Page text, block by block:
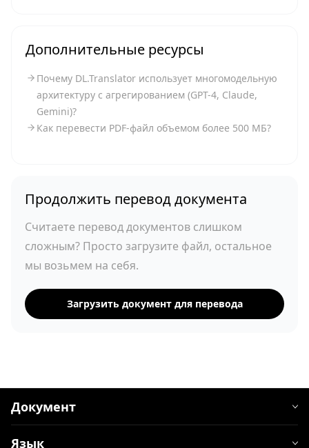
Дополнительные ресурсы
Почему DL.Translator использует многомодельную
архитектуру с агрегированием (GPT-4, Claude,
Gemini)?
Как перевести PDF-файл объемом более 500 МБ?
Продолжить перевод документа
Считаете перевод документов слишком
сложным? Просто загрузите файл, остальное
мы возьмем на себя.
Загрузить документ для перевода
Документ
Язык